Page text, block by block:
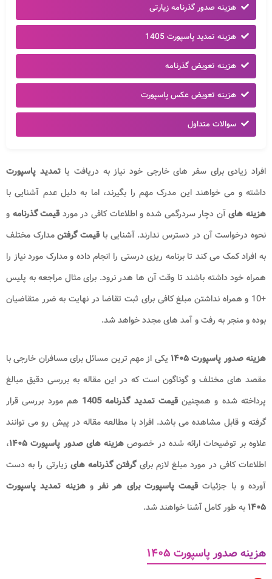
هزینه صدور گذرنامه زیارتی
هزینه تمدید پاسپورت 1405
هزینه تعویض گذرنامه
هزینه تعویض عکس پاسپورت
سوالات متداول
افراد زیادی برای سفر های خارجی خود نیاز به دریافت یاتمدید پاسپورت
داشته و می خواهند این مدرک مهم را بگیرند، اما به دلیل عدم آشنایی با
هزینه هایآن دچار سردرگمی شده و اطلاعات کافی در موردقیمت گذرنامه و
نحوه درخواست آن در دسترس ندارند. آشنایی باقیمت گرفتنمدارک مختلف
به افراد کمک می کند تا برنامه ریزی درستی را انجام داده و مدارک مورد نیاز را
همراه خود داشته باشند تا وقت آن ها هدر نرود. برای مثال مراجعه به پلیس
+10 و همراه نداشتن مبلغ کافی برای ثبت تقاضا در نهایت به ضرر متقاضیان
بوده و منجر به رفت و آمد های مجدد خواهد شد.
هزینه صدور پاسپورت ۱۴۰۵
یکی از مهم ترین مسائل برای مسافران خارجی با
مقصد های مختلف و گوناگون است که در این مقاله به بررسی دقیق مبالغ
پرداخته شده و همچنینقیمت تمدید گذرنامه 1405
هم مورد بررسی قرار
گرفته و قابل مشاهده می باشد. افراد با مطالعه مقاله در پیش رو می توانند
علاوه بر توضیحات ارائه شده در خصوص هزینه های صدور پاسپورت ۱۴۰۵
،
اطلاعات کافی در مورد مبلغ لازم برایگرفتن گذرنامه های زیارتی را به دست
آورده و با جزئیات قیمت پاسپورت برای هر نفروهزینه تمدید پاسپورت
۱۴۰۵ به طور کامل آشنا خواهند شد.
هزینه صدور پاسپورت ۱۴۰۵